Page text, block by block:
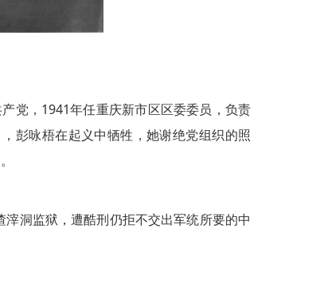
党，1941年任重庆新市区区委委员，负责
彭咏梧在起义中牺牲，她谢绝党组织的照
洞监狱，遭酷刑仍拒不交出军统所要的中